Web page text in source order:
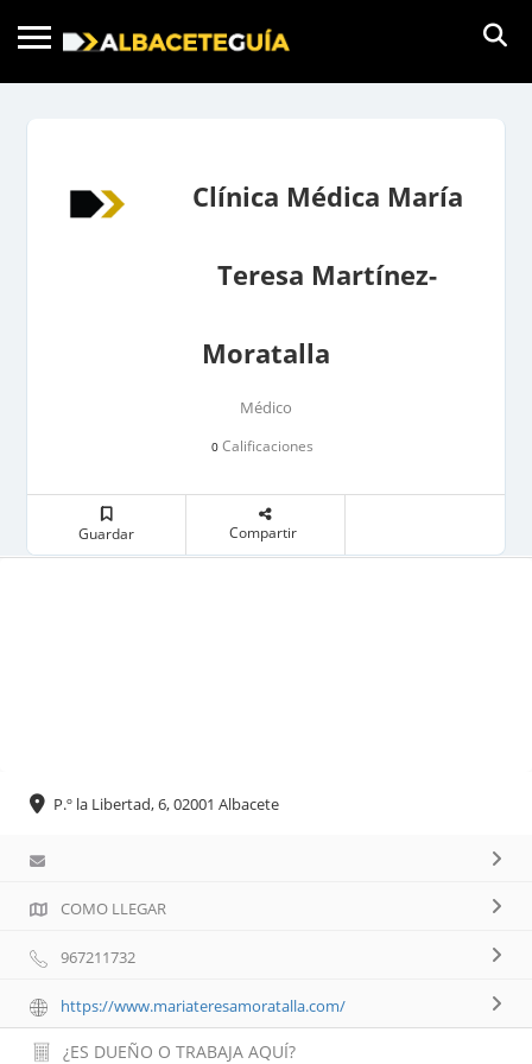
Clínica Médica María
Teresa Martínez-
Moratalla
Médico
0 Calificaciones
Guardar Compartir
P.º la Libertad, 6, 02001 Albacete
COMO LLEGAR
967211732
https://www.mariateresamoratalla.com/
¿ES DUEÑO O TRABAJA AQUÍ?